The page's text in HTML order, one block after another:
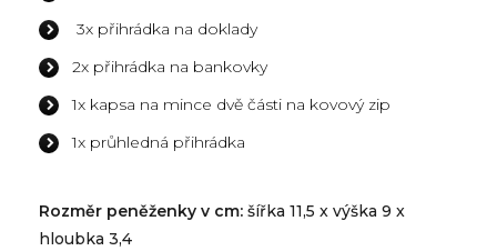
3x přihrádka na doklady
2x přihrádka na bankovky
1x kapsa na mince dvě části na kovový zip
1x průhledná přihrádka
Rozměr peněženky v cm: šířka 11,5 x výška 9 x
hloubka 3,4